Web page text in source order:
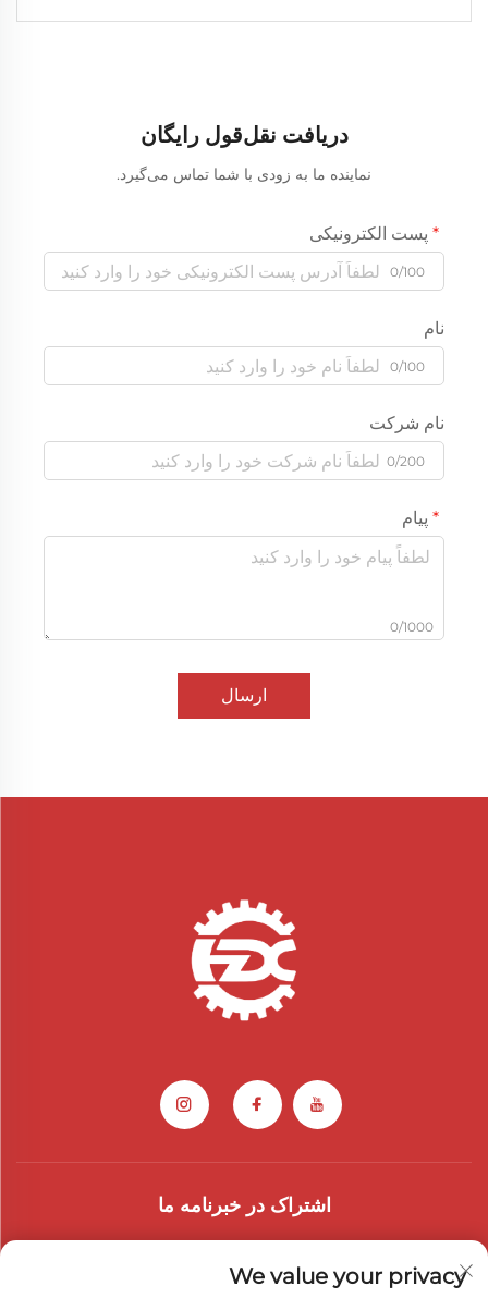
دریافت نقل‌قول رایگان
نماینده ما به زودی با شما تماس می‌گیرد.
پست الکترونیکی
0/100
نام
0/100
نام شرکت
0/200
پیام
0/1000
ارسال
اشتراک در خبرنامه ما
به خبرنامه ما بپیوندید تا آخرین اخبار صنعت، به‌روزرسانی‌ها و بینش‌ها را از تیم
We value your privacy